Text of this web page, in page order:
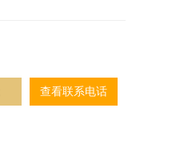
查看联系电话